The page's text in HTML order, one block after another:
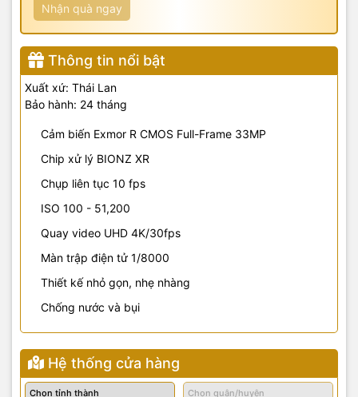
Nhận quà ngay
Thông tin nổi bật
Xuất xứ: Thái Lan
Bảo hành: 24 tháng
Cảm biến Exmor R CMOS Full-Frame 33MP
Chip xử lý BIONZ XR
Chụp liên tục 10 fps
ISO 100 - 51,200
Quay video UHD 4K/30fps
Màn trập điện tử 1/8000
Thiết kế nhỏ gọn, nhẹ nhàng
Chống nước và bụi
Hệ thống cửa hàng